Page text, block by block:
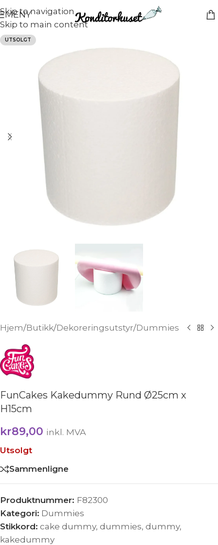
Skip to navigation
Skip to main content
MENY
UTSOLGT
Hjem/Butikk/Dekoreringsutstyr/Dummies
FunCakes Kakedummy Rund Ø25cm x
H15cm
kr89,00 inkl. MVA
Utsolgt
Sammenligne
Produktnummer: F82300
Kategori: Dummies
Stikkord: cake dummy, dummies, dummy,
kakedummy